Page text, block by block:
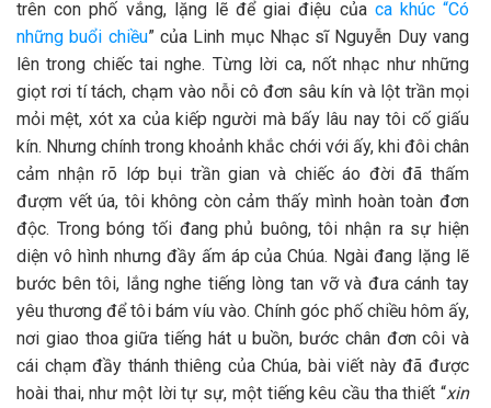
trên con phố vắng, lặng lẽ để giai điệu của ca khúc “Có
những buổi chiều” của Linh mục Nhạc sĩ Nguyễn Duy vang
lên trong chiếc tai nghe. Từng lời ca, nốt nhạc như những
giọt rơi tí tách, chạm vào nỗi cô đơn sâu kín và lột trần mọi
mỏi mệt, xót xa của kiếp người mà bấy lâu nay tôi cố giấu
kín. Nhưng chính trong khoảnh khắc chới với ấy, khi đôi chân
cảm nhận rõ lớp bụi trần gian và chiếc áo đời đã thấm
đượm vết úa, tôi không còn cảm thấy mình hoàn toàn đơn
độc. Trong bóng tối đang phủ buông, tôi nhận ra sự hiện
diện vô hình nhưng đầy ấm áp của Chúa. Ngài đang lặng lẽ
bước bên tôi, lắng nghe tiếng lòng tan vỡ và đưa cánh tay
yêu thương để tôi bám víu vào. Chính góc phố chiều hôm ấy,
nơi giao thoa giữa tiếng hát u buồn, bước chân đơn côi và
cái chạm đầy thánh thiêng của Chúa, bài viết này đã được
hoài thai, như một lời tự sự, một tiếng kêu cầu tha thiết “xin